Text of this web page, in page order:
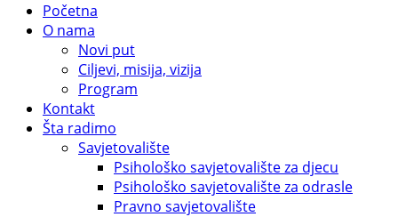
Početna
O nama
Novi put
Ciljevi, misija, vizija
Program
Kontakt
Šta radimo
Savjetovalište
Psihološko savjetovalište za djecu
Psihološko savjetovalište za odrasle
Pravno savjetovalište